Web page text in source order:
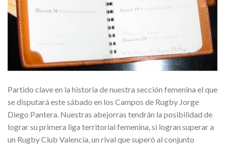
Partido clave en la historia de nuestra sección femenina el que
se disputará este sábado en los Campos de Rugby Jorge
Diego Pantera. Nuestras abejorras tendrán la posibilidad de
lograr su primera liga territorial femenina, si logran superar a
un Rugby Club Valencia, un rival que superó al conjunto